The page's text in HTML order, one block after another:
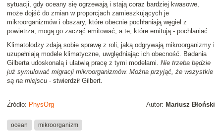
sytuacji, gdy oceany się ogrzewają i stają coraz bardziej kwasowe,
może dojść do zmian w proporcjach zamieszkujących je
mikroorganizmów i obszary, które obecnie pochłaniają węgiel z
powietrza, mogą go zacząć emitować, a te, które emitują - pochłaniać.
Klimatolodzy zdają sobie sprawę z roli, jaką odgrywają mikroorganizmy i
uzupełniają modele klimatyczne, uwględniając ich obecność. Badania
Gilberta udoskonalą i ułatwią pracę z tymi modelami. Nie trzeba będzie
już symulować migracji mikroorganizmów. Można przyjąć, że wszystkie
są na miejscu - stwierdził Gilbert.
Autor: Mariusz Błoński
Źródło: PhysOrg
ocean mikroorganizm